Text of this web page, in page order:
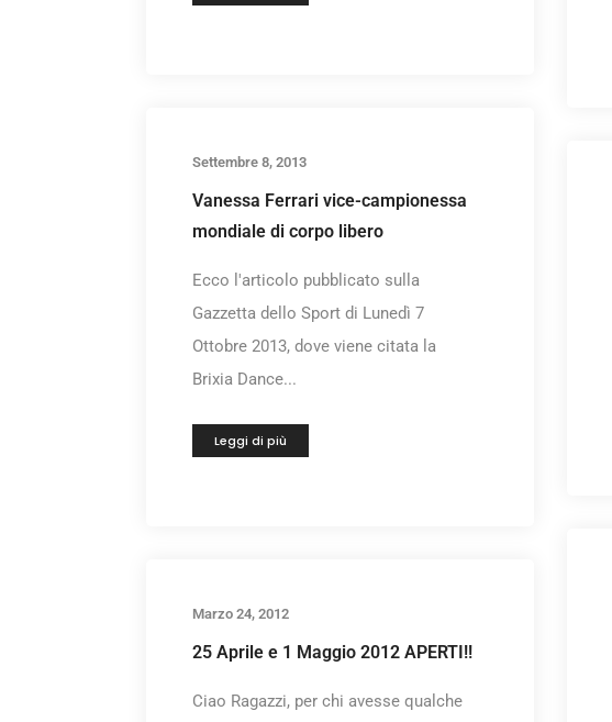
Settembre 8, 2013
Vanessa Ferrari vice-campionessa
mondiale di corpo libero
Ecco l'articolo pubblicato sulla
Gazzetta dello Sport di Lunedì 7
Ottobre 2013, dove viene citata la
Brixia Dance...
Leggi di più
Marzo 24, 2012
25 Aprile e 1 Maggio 2012 APERTI!!
Ciao Ragazzi, per chi avesse qualche